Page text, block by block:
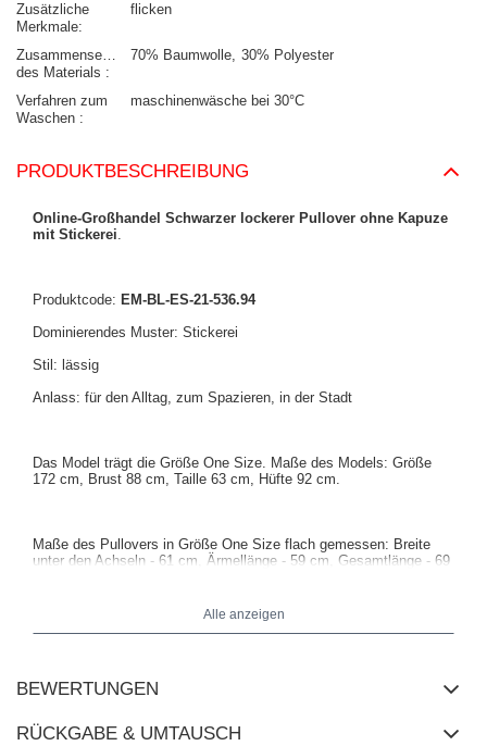
Zusätzliche
Merkmale
flicken
Zusammensetzung
des Materials
70% Baumwolle 30% Polyester
Verfahren zum
Waschen
maschinenwäsche bei 30°C
PRODUKTBESCHREIBUNG
Online-Großhandel Schwarzer lockerer Pullover ohne Kapuze
mit Stickerei.
Produktcode: EM-BL-ES-21-536.94
Dominierendes Muster: Stickerei
Stil: lässig
Anlass: für den Alltag, zum Spazieren, in der Stadt
Das Model trägt die Größe One Size. Maße des Models: Größe
172 cm, Brust 88 cm, Taille 63 cm, Hüfte 92 cm.
Maße des Pullovers in Größe One Size flach gemessen: Breite
unter den Achseln - 61 cm, Ärmellänge - 59 cm, Gesamtlänge - 69
Alle anzeigen
BEWERTUNGEN
RÜCKGABE & UMTAUSCH